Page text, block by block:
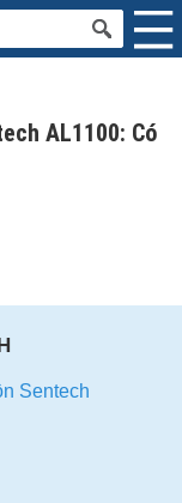
AL1100: Có
Sentech